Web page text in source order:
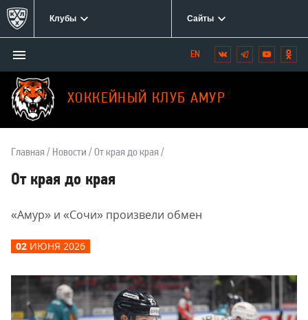
Клубы Сайты
ХОККЕЙНЫЙ КЛУБ АМУР
Открыть/
закрыть
меню
Мы
в
социальных
сетях:
Вконтакте
Telegram
YouTube
Главная Новости От края до края
От края до края
«Амур» и «Сочи» произвели обмен
02 ИЮНЯ 2026